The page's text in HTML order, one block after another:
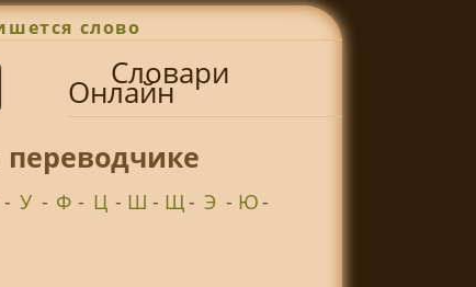
слово
Словари
Онлайн
- У - Ф - Ц - Ш - Щ- Э - Ю-